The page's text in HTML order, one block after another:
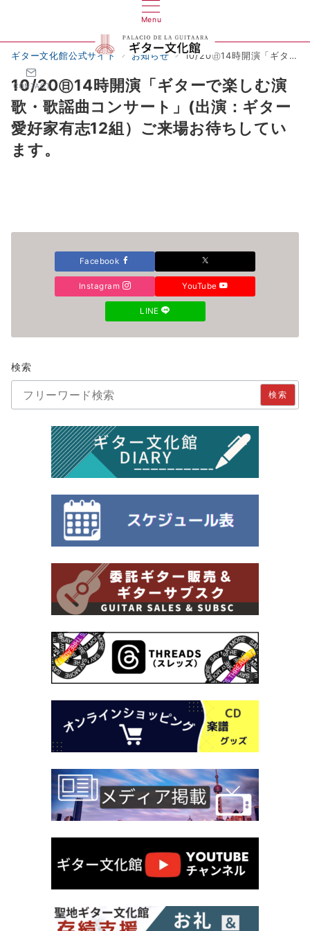
Menu
CONTACT
ギター文化館公式サイト お知らせ 10/20㊐14時開演「ギターで楽しむ演歌・歌謡曲コンサート」(出演：ギター愛好家有志12組）ご来場お待ちしています。
10/20㊐14時開演「ギターで楽しむ演
歌・歌謡曲コンサート」(出演：ギター
愛好家有志12組）ご来場お待ちしてい
ます。
Facebook
Instagram YouTube
LINE
検索
検索